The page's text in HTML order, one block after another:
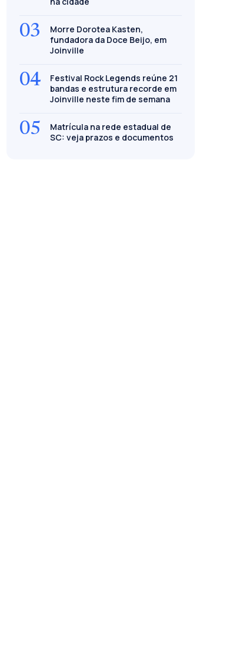
03
Morre Dorotea Kasten,
fundadora da Doce Beijo, em
Joinville
04
Festival Rock Legends reúne 21
bandas e estrutura recorde em
Joinville neste fim de semana
05
Matrícula na rede estadual de
SC: veja prazos e documentos